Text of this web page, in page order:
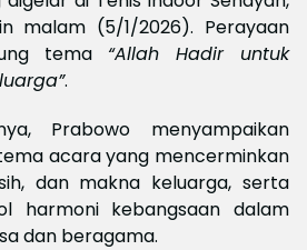
malam (5/1/2026). Perayaan
tema “Allah Hadir untuk
.
Prabowo menyampaikan
acara yang mencerminkan
dan makna keluarga, serta
harmoni kebangsaan dalam
dan beragama.